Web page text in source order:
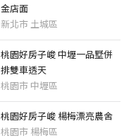
金店面
新北市 土城區
桃園好房子峻 中壢一品墅併
排雙車透天
桃園市 中壢區
桃園好房子峻 楊梅漂亮農舍
桃園市 楊梅區